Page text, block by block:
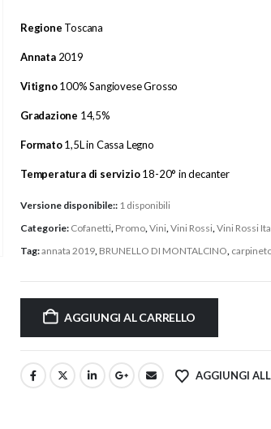
Regione Toscana
Annata2019
Vitigno100% Sangiovese Grosso
Gradazione 14,5%
Formato1,5L in Cassa Legno
Temperatura di servizio18-20° in decanter
Versione disponibile:: 1 disponibili
Categorie: Cofanetti Promo Vini Vini Rossi Vini Rossi
Tag:annata 2019 BRUNELLO DI MONTALCINO
AGGIUNGI AL CARRELLO
AGGIUNGI